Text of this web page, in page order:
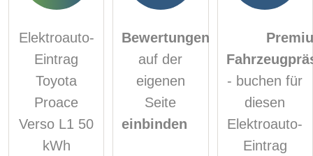
Elektroauto-
Eintrag
Toyota
Proace
Verso L1 50
kWh
Bewertungen
auf der
eigenen
Seite
einbinden
- buchen für
diesen
Elektroauto-
Eintrag